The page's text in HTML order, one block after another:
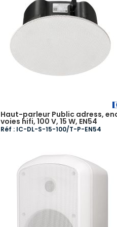
Haut-parleur Public adress,
voies hifi, 100 V, 15 W, EN54
Réf : IC-DL-S-15-100/T-P-EN54